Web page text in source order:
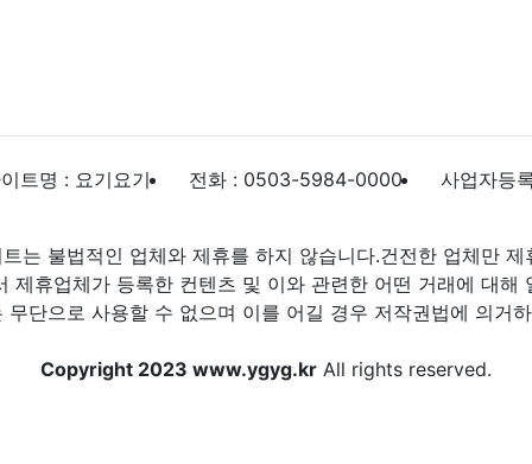
트명 : 요기요기 전화 : 0503-5984-0000 사업자등
는 불법적인 업체와 제휴를 하지 않습니다.건전한 업체만 제
제휴업체가 등록한 컨텐츠 및 이와 관련한 어떤 거래에 대해
단으로 사용할 수 없으며 이를 어길 경우 저작권법에 의거
Copyright 2023 www.ygyg.kr All rights reserved.